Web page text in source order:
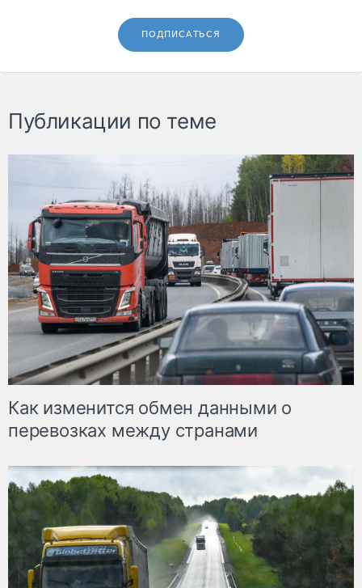
ПОДПИСАТЬСЯ
Публикации по теме
Как изменится обмен данными о
перевозках между странами